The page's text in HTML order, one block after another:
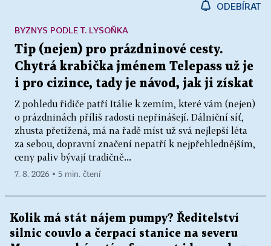
ODEBÍRAT
Tip (nejen) pro prázdninové cesty.
Chytrá krabička jménem Telepass už je
i pro cizince, tady je návod, jak ji získat
Z pohledu řidiče patří Itálie k zemím, které vám (nejen)
o prázdninách příliš radosti nepřinášejí. Dálniční síť,
zhusta přetížená, má na řadě míst už svá nejlepší léta
za sebou, dopravní značení nepatří k nejpřehlednějším,
ceny paliv bývají tradičně...
BYZNYS PODLE T. LYSOŇKA
7. 8. 2026 ▪ 5 min. čtení
Kolik má stát nájem pumpy? Ředitelství
silnic couvlo a čerpací stanice na severu